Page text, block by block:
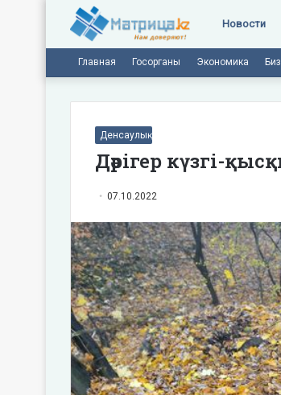
Новости
Главная Госорганы Экономика
Денсаулық
Дәрігер күзгі-
07.10.2022